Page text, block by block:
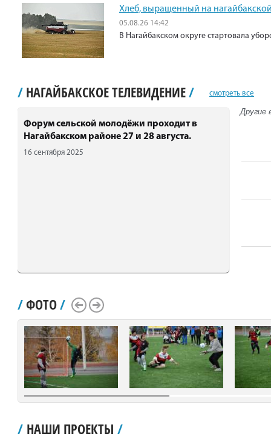
Хлеб, выращенный на
05.08.26 14:42
В Нагайбакском округе стартовала
/ НАГАЙБАКСКОЕ ТЕЛЕВИДЕНИЕ/ смотреть все
Форум сельской молодёжи проходит в
Нагайбакском районе 27 и 28 августа.
16 сентября 2025
Другие
/ФОТО/
Scroll LeftScroll Right
/ НАШИ ПРОЕКТЫ /